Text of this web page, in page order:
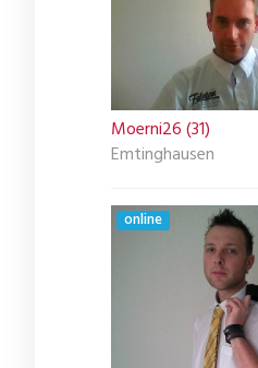
Moerni26 (31)
Emtinghausen
online